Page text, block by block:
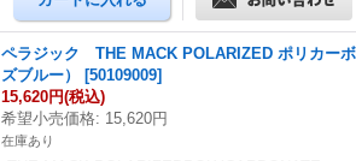
ペラジック THE MACK POLARIZED ポリカー
ズブルー）
[50109009]
15,620円(税込)
希望小売価格: 15,620円
在庫あり